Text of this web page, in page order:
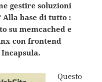
gestire soluzioni
base di tutto :
su memcached e
con frontend
Questo